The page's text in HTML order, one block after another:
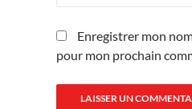
Enregistrer mon
pour mon prochain